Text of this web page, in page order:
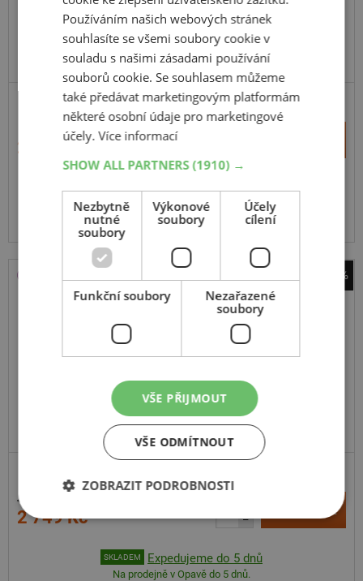
2 806 Kč
Expedujeme do 5 dnů
Na prodejně v Opavě do 5 dnů.
Centrální sklad 20 ks.
-33%
Firestone
Van Multi Season
185 104R C
4 121 Kč
2 749 Kč
–
Koupit
SKLADEM Expedujeme do 5 dnů
Na prodejně v Opavě do 5 dnů.
Používáním našich webových stránek
souhlasíte se všemi soubory cookie v
souladu s našimi zásadami používání
souborů cookie. Se souhlasem můžeme
také předávat marketingovým platformám
některé osobní údaje pro marketingové
účely.Více informací
SHOW ALL PARTNERS(1910) →
Nezbytně
nutné
soubory
Výkonové
soubory
Účely
cílení
Funkční soubory
Nezařazené
soubory
VŠE PŘIJMOUT
VŠE ODMÍTNOUT
ZOBRAZIT PODROBNOSTI